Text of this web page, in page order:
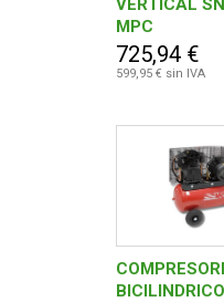
VERTICAL
MPC
725,94 €
599,95 € sin IVA